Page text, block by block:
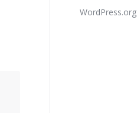
WordPress.org